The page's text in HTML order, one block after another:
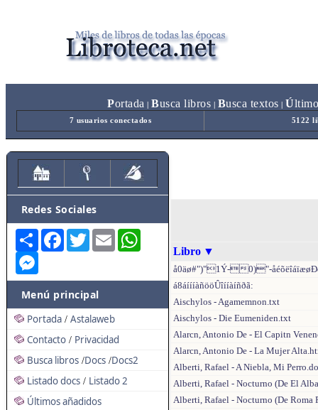
Portada Busca libros Busca textos Ú
7 usuarios conectados 5122
Redes Sociales
Share FacebookTwitterEmail
Menú principal
Portada / Astalaweb
Contacto / Privacidad
Busca libros /Docs /Docs2
Listado docs / Listado 2
Últimos añadidos
Libro ▼
å0äø#")"1Ý-0)"-
á8áíííàñööÛîííàíñðã:
Aischylos - Agamemnon.txt
Aischylos - Die Eumeniden.txt
Alarcn, Antonio De - El Capitn
Alarcn, Antonio De - La Mujer
Alberti, Rafael - A Niebla, Mi
Alberti, Rafael - Nocturno (De El
Alberti, Rafael - Nocturno (De Roma